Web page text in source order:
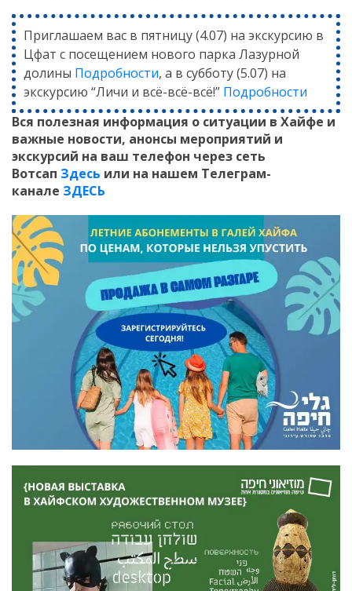
Приглашаем вас в пятницу (4.07) на экскурсию в
Цфат с посещением нового парка Лазурной
долины Подробности, а в субботу (5.07) на
экскурсию “Личи и всё-всё-всё!” Подробности
Вся полезная информация о ситуации в Хайфе и
важные новости, анонсы мероприятий и
экскурсий на ваш телефон через сеть
Вотсап Здесь или на нашем Телеграм-
канале ЗДЕСЬ